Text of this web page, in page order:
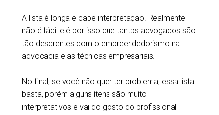
A lista é longa e cabe interpretação. Realmente
não é fácil e é por isso que tantos advogados são
tão descrentes com o empreendedorismo na
advocacia e as técnicas empresariais.
No final, se você não quer ter problema, essa lista
basta, porém alguns itens são muito
interpretativos e vai do gosto do profissional